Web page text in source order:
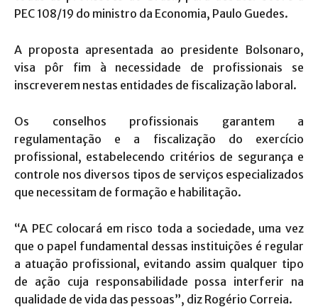
PEC 108/19 do ministro da Economia, Paulo Guedes.
A proposta apresentada ao presidente Bolsonaro,
visa pôr fim à necessidade de profissionais se
inscreverem nestas entidades de fiscalização laboral.
Os conselhos profissionais garantem a
regulamentação e a fiscalização do exercício
profissional, estabelecendo critérios de segurança e
controle nos diversos tipos de serviços especializados
que necessitam de formação e habilitação.
“A PEC colocará em risco toda a sociedade, uma vez
que o papel fundamental dessas instituições é regular
a atuação profissional, evitando assim qualquer tipo
de ação cuja responsabilidade possa interferir na
qualidade de vida das pessoas”, diz Rogério Correia.